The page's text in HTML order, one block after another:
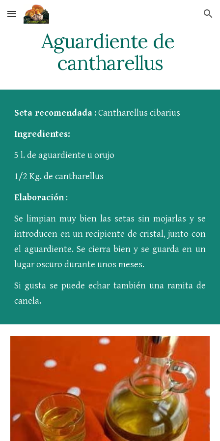
Skip to main content Skip to navigation
Aguardiente de
cantharellus
Seta recomendada : Cantharellus cibarius
Ingredientes:
5 l. de aguardiente u orujo
1/2 Kg. de cantharellus
Elaboración:
Se limpian muy bien las setas sin mojarlas y se
introducen en un recipiente de cristal, junto con
el aguardiente. Se cierra bien y se guarda en un
lugar oscuro durante unos meses.
Si gusta se puede echar también una ramita de
canela.